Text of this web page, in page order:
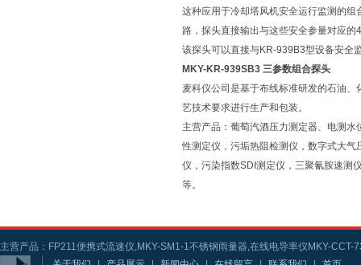
这种应用于冷却塔风机安全运行监测的
路，探头直接输出与这些安全参量对应的
该探头可以直接与KR-939B3型设备安全
MKY-KR-939SB3 三参数组合探头
麦科仪公司是基于布线标准研发的石油
艺技术要求进行生产和包装。
主营产品：葡萄汽酒压力测定器、电测
性测定仪，污垢热阻检测仪，数字式大
仪，污染指数SDI测定仪，三聚氰胺速测
等。
主营产品：FP211便携式流速仪,MKY-SM1-1不锈钢雨量器,在线电导率仪MKY-CCT-